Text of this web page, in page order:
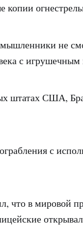
копии
не
с
штатахСША,
с
что в мировой